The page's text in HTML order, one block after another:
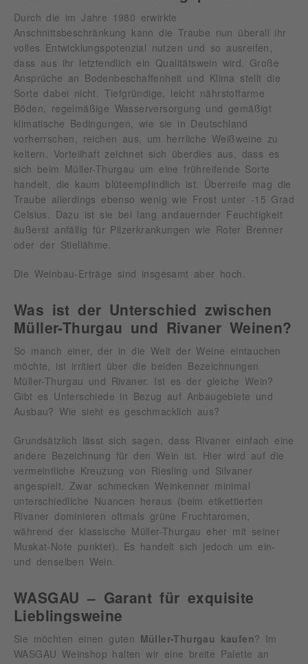
Durch die im Jahre 1980 erwirkte
Anschnittsbeschränkung kann die Traube nun überall ihr
volles Entwicklungspotenzial nutzen und so ausreifen,
dass aus ihr letztendlich ein Qualitätswein wird. Große
Ansprüche an Bodenbeschaffenheit und Klima stellt die
Sorte dabei nicht. Tiefgründige, leicht nährstoffarme
Böden, regelmäßige Wasserversorgung und gemäßigt
klimatische Bedingungen, wie sie in Deutschland
vorherrschen, reichen aus, um herrliche Weißweine zu
keltern. Vorteilhaft zeichnet sich überdies aus, dass es
sich beim Müller-Thurgau um eine frühreifende Sorte
handelt, die kaum blüteempfindlich ist. Überreife mag die
Traube allerdings ebenso wenig wie Frost unter -15 Grad
Celsius. Dazu ist sie bei lang andauernder Feuchtigkeit
äußerst anfällig für Pilzerkrankungen wie Roter Brenner
oder der Stiellähme.
Die Weinbau-Erträge sind insgesamt aber hoch.
Was ist der Unterschied zwischen
Müller-Thurgau und Rivaner Weinen?
So manch einer, der in die Welt der Weine eintauchen
möchte, ist irritiert über die beiden Bezeichnungen
Müller-Thurgau und Rivaner. Ist es der gleiche Wein?
Gibt es Unterschiede in Bezug auf Anbaugebiete und
Ausbau? Wie sieht es geschmacklich aus?
Grundsätzlich lässt sich sagen, dass Rivaner einfach eine
andere Bezeichnung für den Wein ist. Hier wird auf die
vermeintliche Kreuzung von Riesling und Silvaner
angespielt. Zwar schmecken Weinkenner minimal
unterschiedliche Nuancen heraus (beim etikettierten
Rivaner dominieren oftmals grüne Fruchtaromen,
während der klassische Müller-Thurgau eher mit seiner
Muskat-Note punktet). Es handelt sich jedoch um ein-
und denselben Wein.
WASGAU – Garant für exquisite
Lieblingsweine
Sie möchten einen guten Müller-Thurgau kaufen? Im
WASGAU Weinshop halten wir eine breite Palette an